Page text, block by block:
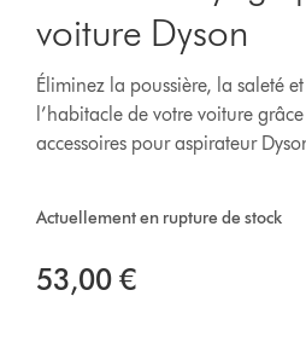
voiture Dyson
Éliminez la poussière, la saleté
l’habitacle de votre voiture
accessoires pour aspirateur
Actuellement en rupture de stock
53,00 €